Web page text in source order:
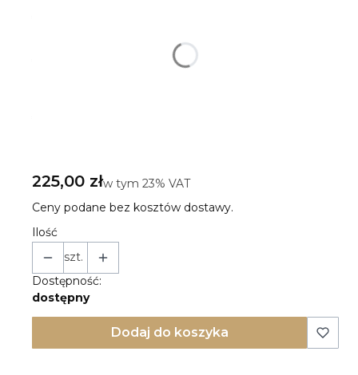
Cena
225,00 złw tym 23% VAT
w tym 23% VAT
Ceny podane bez kosztów dostawy.
Ilość
szt.
Dostępność:
dostępny
Dodaj do koszyka